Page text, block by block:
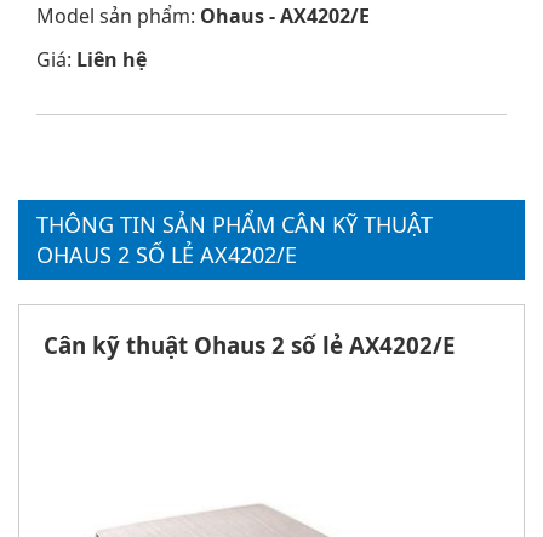
Model sản phẩm: Ohaus - AX4202/E
Giá: Liên hệ
THÔNG TIN SẢN PHẨM CÂN KỸ THUẬT
OHAUS 2 SỐ LẺ AX4202/E
Cân kỹ thuật Ohaus 2 số lẻ AX4202/E